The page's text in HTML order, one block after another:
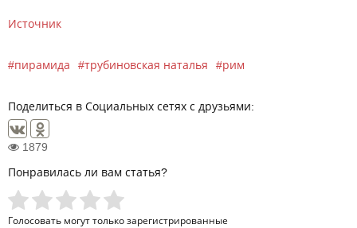
Источник
пирамида трубиновская наталья рим
Поделиться в Социальных сетях с друзьями:
1879
Понравилась ли вам статья?
Голосовать могут только зарегистрированные